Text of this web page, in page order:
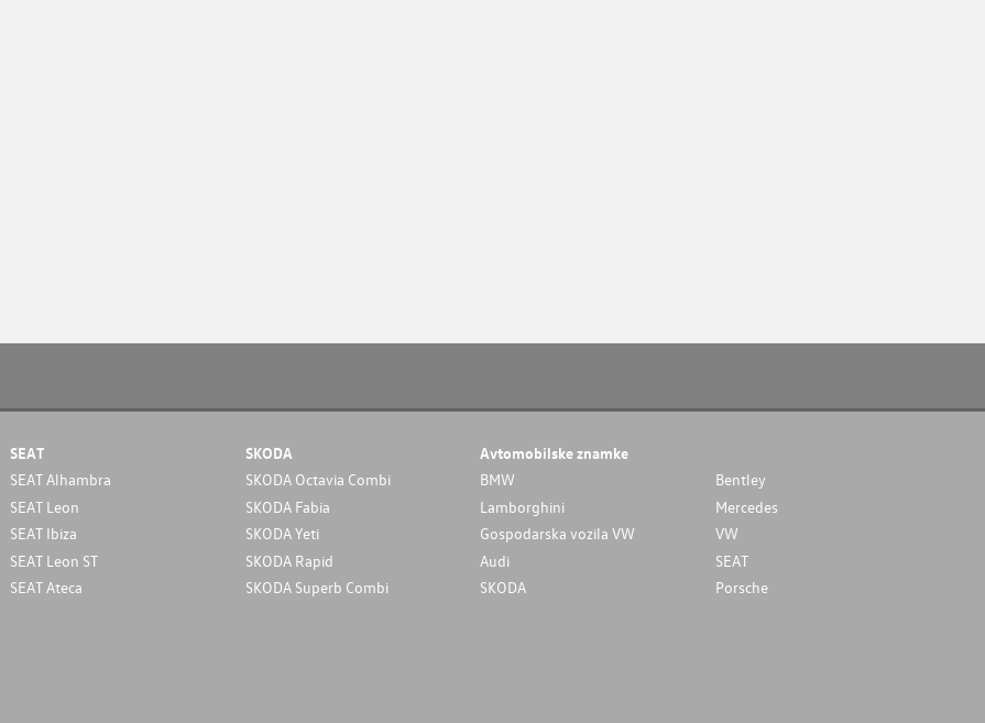
SEAT
SEAT Alhambra
SEAT Leon
SEAT Ibiza
SEAT Leon ST
SEAT Ateca
SKODA
SKODA Octavia Combi
SKODA Fabia
SKODA Yeti
SKODA Rapid
SKODA Superb Combi
Avtomobilske znamke
BMW
Bentley
Lamborghini
Mercedes
Gospodarska vozila VW
VW
Audi
SEAT
SKODA
Porsche